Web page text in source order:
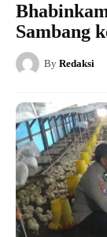
Sambang
By Redaksi